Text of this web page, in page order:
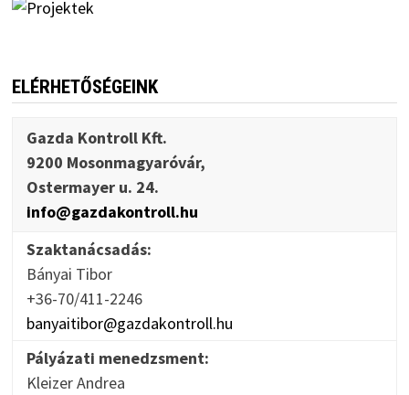
ELÉRHETŐSÉGEINK
Gazda Kontroll Kft.
9200 Mosonmagyaróvár,
Ostermayer u. 24.
info@gazdakontroll.hu
Szaktanácsadás:
Bányai Tibor
+36-70/411-2246
banyaitibor@gazdakontroll.hu
Pályázati menedzsment:
Kleizer Andrea